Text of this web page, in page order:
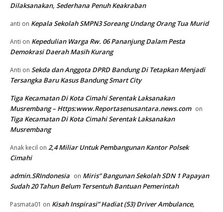
Dilaksanakan, Sederhana Penuh Keakraban
anti on Kepala Sekolah SMPN3 Soreang Undang Orang Tua Murid
Anti on Kepedulian Warga Rw. 06 Pananjung Dalam Pesta
Demokrasi Daerah Masih Kurang
Anti on Sekda dan Anggota DPRD Bandung Di Tetapkan Menjadi
Tersangka Baru Kasus Bandung Smart City
Tiga Kecamatan Di Kota Cimahi Serentak Laksanakan
Musrembang – Https:www.Reportasenusantara.news.com on
Tiga Kecamatan Di Kota Cimahi Serentak Laksanakan
Musrembang
Anak kecil on 2,4 Miliar Untuk Pembangunan Kantor Polsek
Cimahi
admin.SRIndonesia on Miris” Bangunan Sekolah SDN 1 Papayan
Sudah 20 Tahun Belum Tersentuh Bantuan Pemerintah
Pasmata01 on Kisah Inspirasi” Hadiat (53) Driver Ambulance,